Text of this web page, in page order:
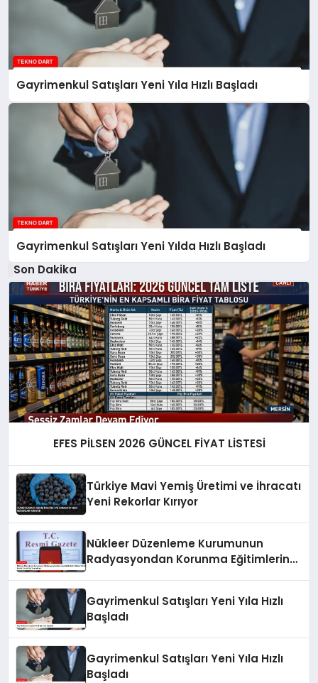
Gayrimenkul Satışları Yeni Yıla Hızlı Başladı
Gayrimenkul Satışları Yeni Yılda Hızlı Başladı
Son Dakika
EFES PİLSEN 2026 GÜNCEL FİYAT LİSTESİ
Türkiye Mavi Yemiş Üretimi ve İhracatı
Yeni Rekorlar Kırıyor
Nükleer Düzenleme Kurumunun
Radyasyondan Korunma Eğitimlerine
Gayrimenkul Satışları Yeni Yıla Hızlı
Başladı
Gayrimenkul Satışları Yeni Yıla Hızlı
Başladı